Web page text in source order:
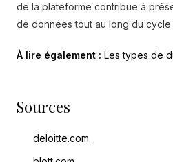
de la plateforme contribue à
de données tout au long du
À lire également : Les types de
Sources
deloitte.com